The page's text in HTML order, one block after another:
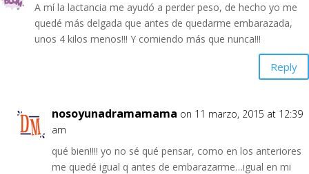
A mí la lactancia me ayudó a perder peso, de hecho yo me
quedé más delgada que antes de quedarme embarazada,
unos 4 kilos menos!!! Y comiendo más que nunca!!!
Reply
nosoyunadramamama on 11 marzo, 2015 at 12:39
am
qué bien!!!! yo no sé qué pensar, como en los anteriores
me quedé igual q antes de embarazarme…igual en mi